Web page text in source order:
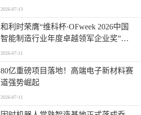
2026-07-13
和利时荣膺“维科杯·OFweek 2026中国
智能制造行业年度卓越领军企业奖”，
以自主创新实力引领智造新浪潮
2026-07-11
80亿重磅项目落地！高端电子新材料赛
道强势崛起
2026-07-11